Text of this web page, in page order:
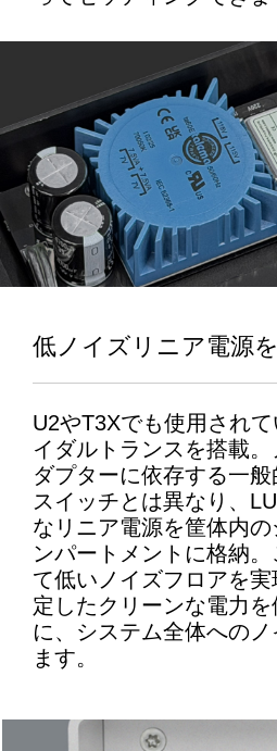
低ノイズリニア電源
U2やT3Xでも使用され
イダルトランスを搭載
ダプターに依存する一
スイッチとは異なり、
なリニア電源を筐体内
ンパートメントに格納
て低いノイズフロアを
定したクリーンな電力
に、システム全体への
ます。